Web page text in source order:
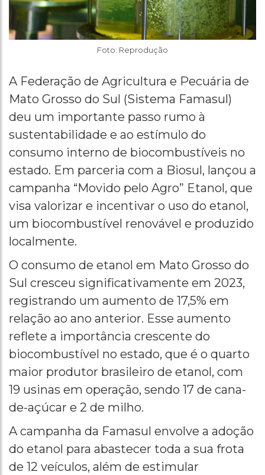
Foto: Reprodução
A Federação de Agricultura e Pecuária de
Mato Grosso do Sul (Sistema Famasul)
deu um importante passo rumo à
sustentabilidade e ao estímulo do
consumo interno de biocombustíveis no
estado. Em parceria com a Biosul, lançou a
campanha “Movido pelo Agro” Etanol, que
visa valorizar e incentivar o uso do etanol,
um biocombustível renovável e produzido
localmente.
O consumo de etanol em Mato Grosso do
Sul cresceu significativamente em 2023,
registrando um aumento de 17,5% em
relação ao ano anterior. Esse aumento
reflete a importância crescente do
biocombustível no estado, que é o quarto
maior produtor brasileiro de etanol, com
19 usinas em operação, sendo 17 de cana-
de-açúcar e 2 de milho.
A campanha da Famasul envolve a adoção
do etanol para abastecer toda a sua frota
de 12 veículos, além de estimular